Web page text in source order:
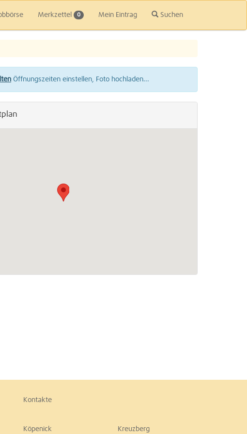
Merkzettel 0 Mein Eintrag Suchen
Öffnungszeiten einstellen, Foto hochladen...
Kontakte
Köpenick Kreuzberg